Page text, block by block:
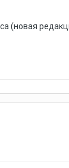
(новая